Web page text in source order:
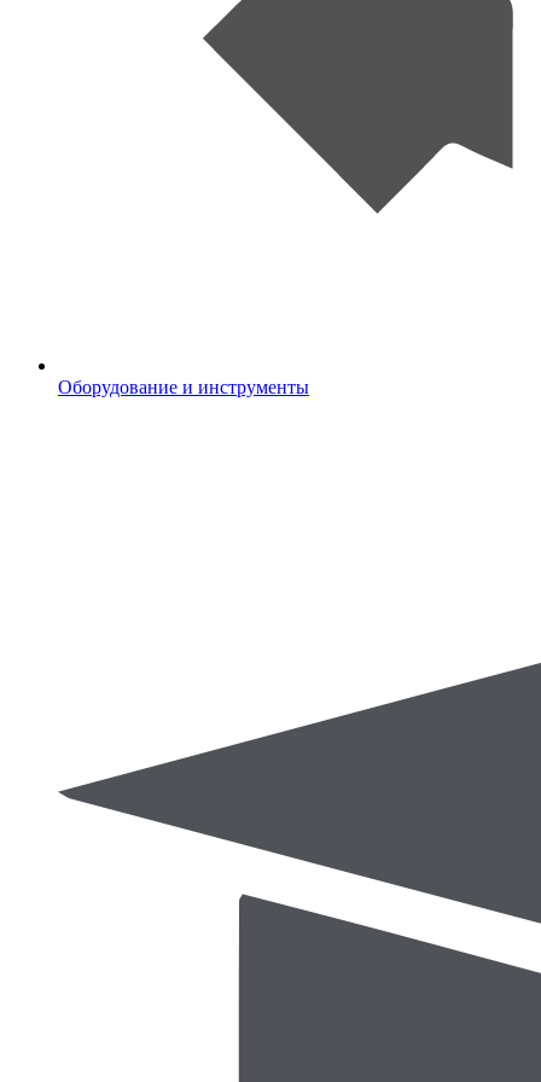
Оборудование и инструменты